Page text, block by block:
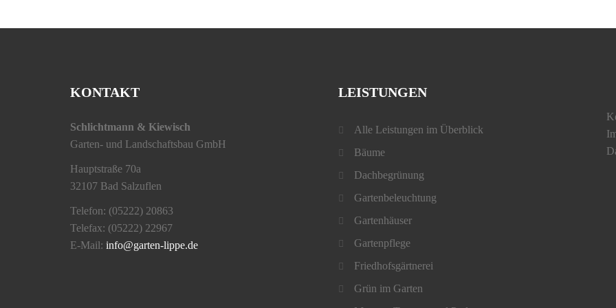
KONTAKT
Schlichtmann & Kiewisch
Garten- und Landschaftsbau GmbH
Hauptstraße 70a
32107 Bad Salzuflen
Telefon: (05222) 20863
Telefax: (05222) 22967
E-Mail: info@garten-lippe.de
LEISTUNGEN
Alle Leistungen im Überblick
Bäume
Dachbegrünung
Gartenbeleuchtung
Gartenhäuser
Gartenpflege
Friedhofsgärtnerei
Grün im Garten